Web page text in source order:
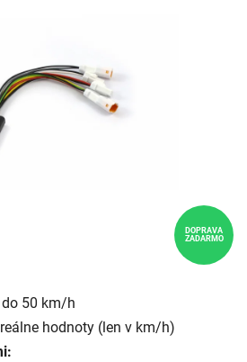
50 km/h
hodnoty (len v km/h)
DOPRAVA
ZADARMO